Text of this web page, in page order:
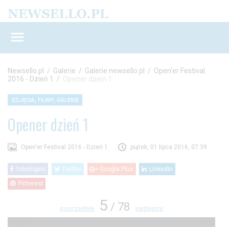
Newsello.pl / Galerie / Galerie newsello.pl / Open'er Festival
2016 - Dzień 1
/ Opener dzień 1
ZDJĘCIA, FILMY, GALERIE
Opener dzień 1
Open'er Festival 2016 - Dzień 1 piątek, 01 lipca 2016, 07:39
Udostępnij Twitter Google Plus LinkedIn
Pinterest
poprzednie 5 / 78 następne